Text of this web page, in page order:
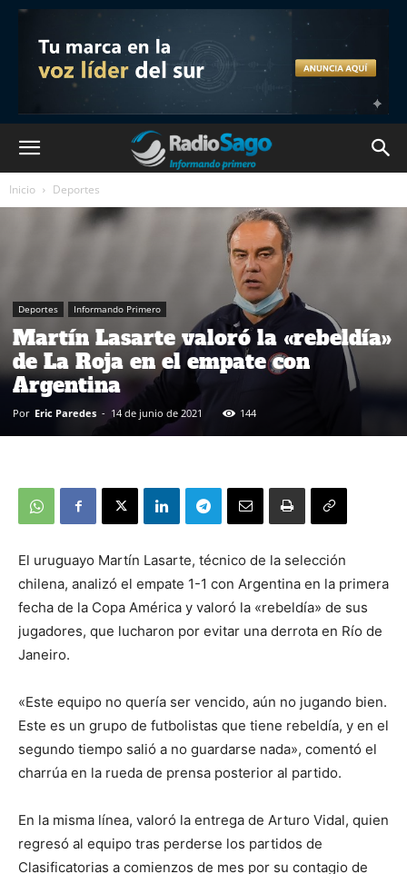
Inicio Deportes
Deportes Informando Primero
Martín Lasarte valoró la «rebeldía»
de La Roja en el empate con
Argentina
Por Eric Paredes - 14 de junio de 2021 144
El uruguayo Martín Lasarte, técnico de la selección
chilena, analizó el empate 1-1 con Argentina en la primera
fecha de la Copa América y valoró la «rebeldía» de sus
jugadores, que lucharon por evitar una derrota en Río de
Janeiro.
«Este equipo no quería ser vencido, aún no jugando bien.
Este es un grupo de futbolistas que tiene rebeldía, y en el
segundo tiempo salió a no guardarse nada», comentó el
charrúa en la rueda de prensa posterior al partido.
En la misma línea, valoró la entrega de Arturo Vidal, quien
regresó al equipo tras perderse los partidos de
Clasificatorias a comienzos de mes por su contagio de